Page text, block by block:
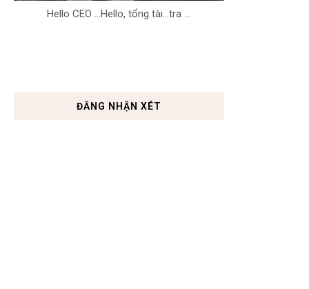
Hello CEO ...Hello, tổng tài...tra ...
ĐĂNG NHẬN XÉT